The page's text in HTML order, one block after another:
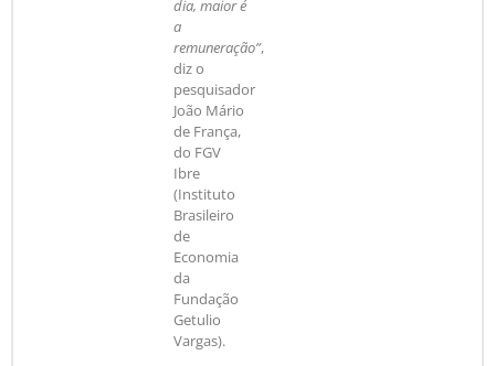
dia, maior é
a
remuneração”,
diz o
pesquisador
João Mário
de França,
do FGV
Ibre
(Instituto
Brasileiro
de
Economia
da
Fundação
Getulio
Vargas).